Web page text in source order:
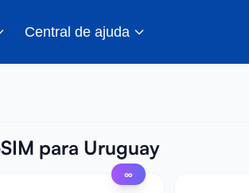
Central de ajuda
para Uruguay
∞